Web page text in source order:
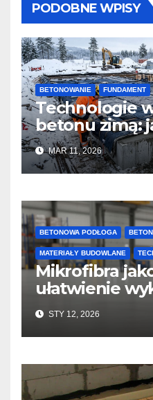
PODOBNE WPISY
BETONOWANIE FUNDAMENT
Technologie
betonu zimą:
jakość i
twardnienie
MAR 11, 2026
BETONOWA PODŁOGA
MATERIAŁY BUDOWLANE
Mikrofibra
ułatwienie
posadzek
konstrukcji
STY 12, 2026